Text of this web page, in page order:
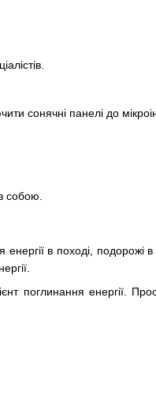
сонячні панелі до
собою.
в поході, подорожі
поглинання енергії.